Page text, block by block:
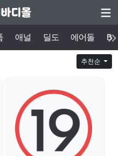
애널 딜도 에어돌
추천순